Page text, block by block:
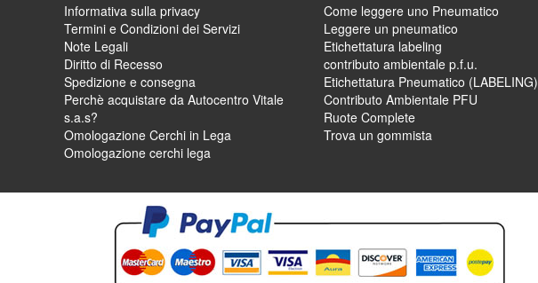
Informativa sulla privacy
Termini e Condizioni dei Servizi
Note Legali
Diritto di Recesso
Spedizione e consegna
Perchè acquistare da Autocentro Vitale
s.a.s?
Omologazione Cerchi in Lega
Omologazione cerchi lega
Come leggere uno Pneumatico
Leggere un pneumatico
Etichettatura labeling
contributo ambientale p.f.u.
Etichettatura Pneumatico (LABELING)
Contributo Ambientale PFU
Ruote Complete
Trova un gommista